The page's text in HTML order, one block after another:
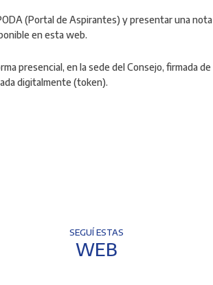
(Portal de Aspirantes) y presentar una nota
en esta web.
presencial, en la sede del Consejo, firmada de
digitalmente (token).
SEGUÍ ESTAS
WEB